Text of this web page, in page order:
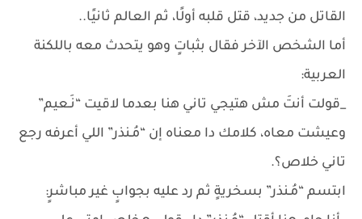
القاتل من جديد، قتل قلبه أولًا، ثم العالم ثانيًا..
أما الشخص الآخر فقال بثباتٍ وهو يتحدث معه باللكنة
العربية:
_قولت أنتَ مش هتيجي تاني هنا بعدما لاقيت “نَـعيم”
وعيشت معاه، كلامك دا معناه إن “مُـنذر” اللي أعرفه رجع
تاني خلاص؟.
ابتسم “مُـنذر” بسخريةٍ ثم رد عليه بجوابٍ غير مباشرٍ: